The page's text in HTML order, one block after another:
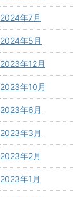
2024年7月
2024年5月
2023年12月
2023年10月
2023年6月
2023年3月
2023年2月
2023年1月